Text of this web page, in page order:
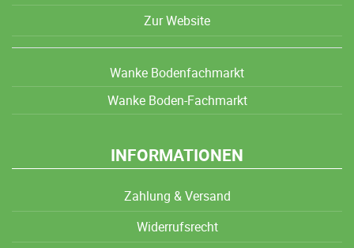
Zur Website
Wanke Bodenfachmarkt
Wanke Boden-Fachmarkt
INFORMATIONEN
Zahlung & Versand
Widerrufsrecht